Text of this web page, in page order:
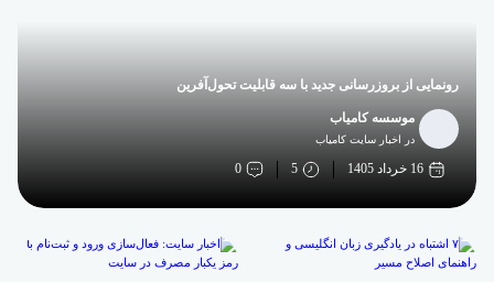
رونمایی از بروزرسانی جدید با سه قابلیت تحول‌آفرین
موسسه کامیاب
در اخبار سایت کامیاب
16 خرداد 1405 5
0